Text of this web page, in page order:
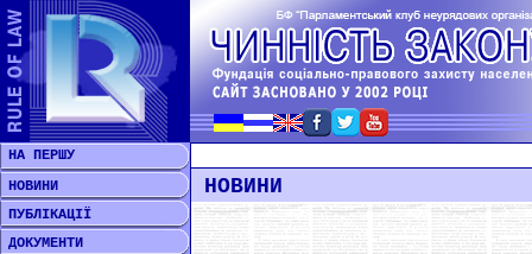
НА ПЕРШУ
НОВИНИ
ПУБЛІКАЦІЇ
ДОКУМЕНТИ
НОВИНИ